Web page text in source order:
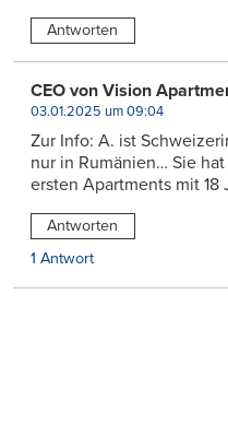
Antworten
CEO von Vision
03.01.2025 um 09:04
Zur Info: A. ist
nur in Rumänien… Sie
ersten Apartments mit 18
Antworten
1 Antwort